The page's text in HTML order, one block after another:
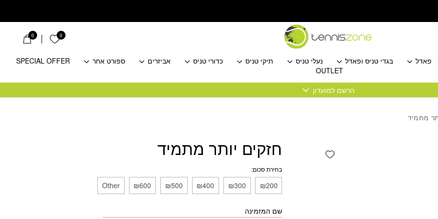
0 הרשימה שלי
0
פאדל בגדי טניס ופאדל נעלי טניס תיקי טניס כדורי טניס אביזרים ספורט אחר
SPECIAL OFFER
OUTLET
הרשם למועדון
מתמיד
חזקים יותר מתמיד
בחירת סכום:
₪200
₪300
₪400
₪500
₪600
Other
שם המזמינה
Add wishlist